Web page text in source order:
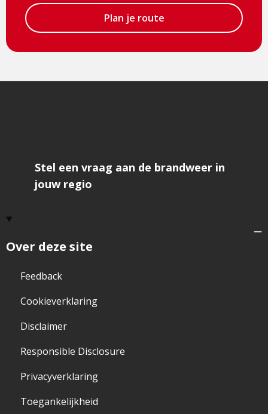
Plan je route
Over deze site
Feedback
Cookieverklaring
Disclaimer
Responsible Disclosure
Privacyverklaring
Toegankelijkheid
Stel een vraag aan de brandweer in
jouw regio